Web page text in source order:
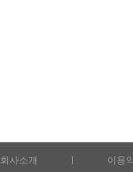
회사소개 이용